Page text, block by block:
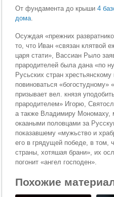
От фундамента до крыши4
дома.
Осуждая «прежних
то, что Иван «связан клятвой
царя стати», Вассиан Рыло
прародителей была дана «по
Русьских стран
повиноваться
призывает вел. князя
прародителем» Игорю,
а также Владимиру Мономаху,
окааными половцами за
показавшему «мужьство и
его в грядущей победе, в том,
страны, хотяшая брани», их
погонит «ангел господен».
Похожие